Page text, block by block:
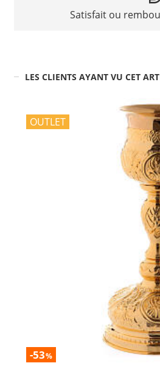
Satisfait ou
LES CLIENTS AYANT VU CET
OUTLET
-53%